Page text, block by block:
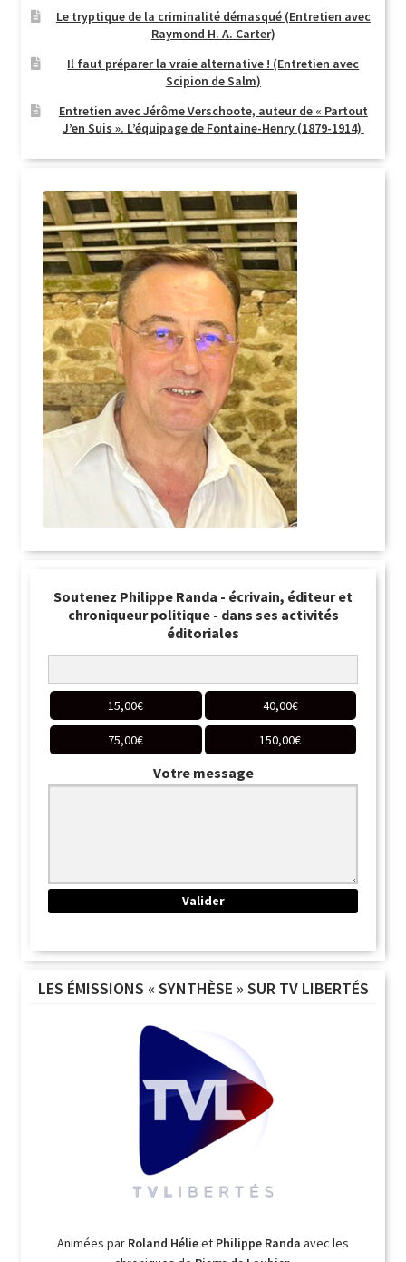
Le tryptique de la criminalité démasqué (Entretien avec
Raymond H. A. Carter)
Il faut préparer la vraie alternative ! (Entretien avec
Scipion de Salm)
Entretien avec Jérôme Verschoote, auteur de « Partout
J’en Suis ». L’équipage de Fontaine-Henry (1879-1914)
Soutenez Philippe Randa - écrivain, éditeur et
chroniqueur politique - dans ses activités
éditoriales
15,00€ 40,00€
75,00€ 150,00€
Votre message
LES ÉMISSIONS « SYNTHÈSE » SUR TV LIBERTÉS
Animées par Roland Hélieet Philippe Randa avec les